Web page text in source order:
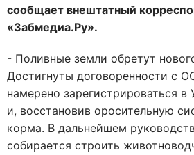
сообщает внештатный
«Забмедиа.Ру».
- Поливные земли обретут
Достигнуты договоренности с
намерено зарегистрироваться
и, восстановив оросительную
корма. В дальнейшем
собирается строить